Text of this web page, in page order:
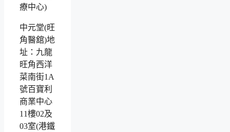
中元堂(旺
角醫舘)地
址：九龍
旺角西洋
菜南街1A
號百寶利
商業中心
11樓02及
03室(港鐵